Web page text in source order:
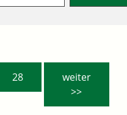
28
weiter
>>